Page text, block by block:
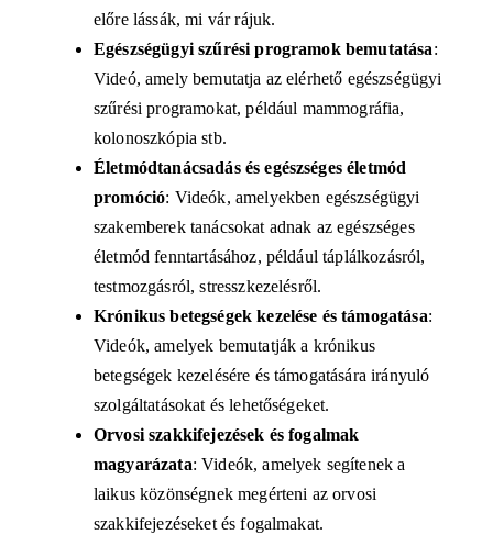
előre lássák, mi vár rájuk.
Egészségügyi szűrési programok bemutatása:
Videó, amely bemutatja az elérhető egészségügyi
szűrési programokat, például mammográfia,
kolonoszkópia stb.
Életmódtanácsadás és egészséges életmód
promóció: Videók, amelyekben egészségügyi
szakemberek tanácsokat adnak az egészséges
életmód fenntartásához, például táplálkozásról,
testmozgásról, stresszkezelésről.
Krónikus betegségek kezelése és támogatása:
Videók, amelyek bemutatják a krónikus
betegségek kezelésére és támogatására irányuló
szolgáltatásokat és lehetőségeket.
Orvosi szakkifejezések és fogalmak
magyarázata:Videók, amelyek segítenek a
laikus közönségnek megérteni az orvosi
szakkifejezéseket és fogalmakat.